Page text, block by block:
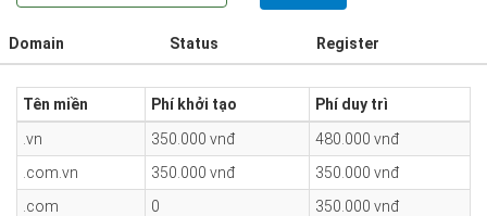
Domain Status Register
Tên miền Phí khởi tạo
Phí duy trì
.vn
350.000 vnđ
480.000 vnđ
.com.vn
350.000 vnđ
350.000 vnđ
.com
0
350.000 vnđ